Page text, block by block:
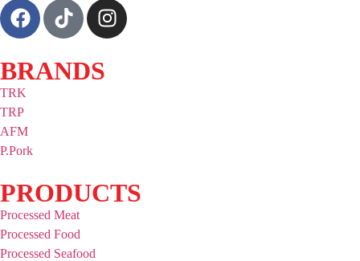
BRANDS
TRK
TRP
AFM
P.Pork
PRODUCTS
Processed Meat
Processed Food
Processed Seafood